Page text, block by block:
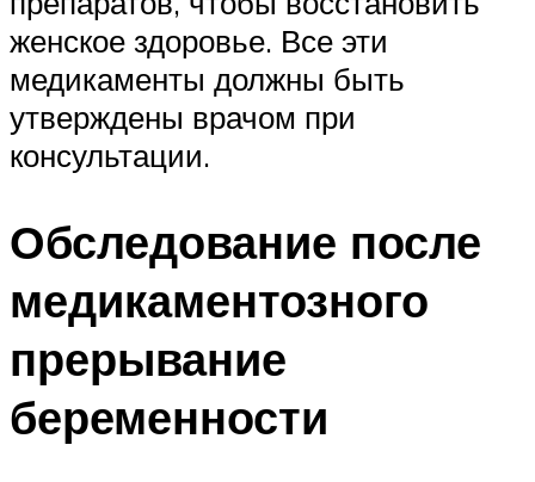
женское здоровье. Все эти
медикаменты должны быть
утверждены врачом при
консультации.
Обследование после
медикаментозного
прерывание
беременности